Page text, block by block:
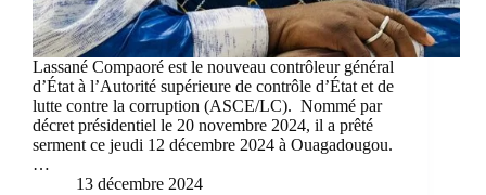
Lassané Compaoré est le nouveau contrôleur général
d’État à l’Autorité supérieure de contrôle d’État et de
lutte contre la corruption (ASCE/LC). Nommé par
décret présidentiel le 20 novembre 2024, il a prêté
serment ce jeudi 12 décembre 2024 à Ouagadougou.
…
13 décembre 2024